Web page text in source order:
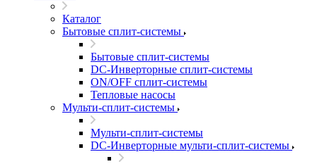
Каталог
Бытовые сплит-системы
Бытовые сплит-системы
DC-Инверторные сплит-системы
ON/OFF сплит-системы
Тепловые насосы
Мульти-сплит-системы
Мульти-сплит-системы
DC-Инверторные мульти-сплит-системы